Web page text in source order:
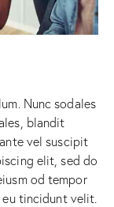
Nunc sodales
blandit
vel suscipit
elit, sed do
od tempor
tincidunt velit.